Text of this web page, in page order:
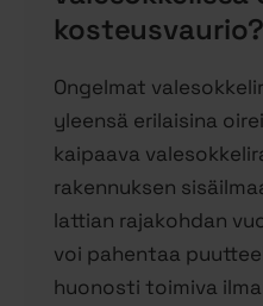
kosteusvaurio?
Ongelmat
yleensä erilaisina
kaipaava
rakennuksen
lattian rajakohdan
voi pahentaa
huonosti toimiva